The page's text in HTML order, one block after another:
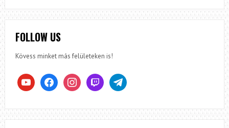
FOLLOW US
Kövess minket más felületeken is!
youtube facebookinstagramtwitch telegram